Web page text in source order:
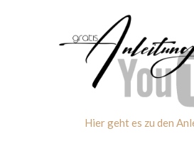
Hier geht es zu den